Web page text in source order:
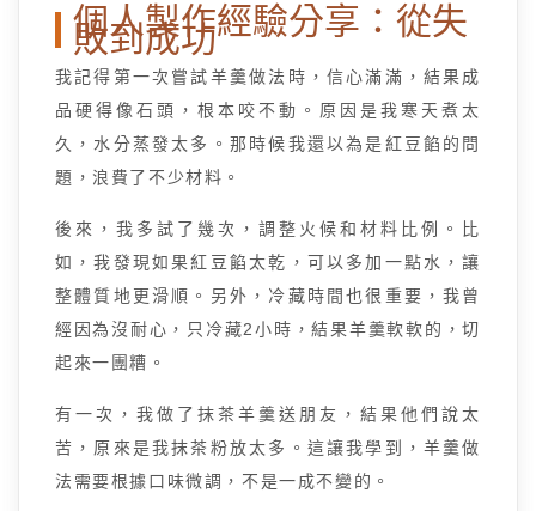
個人製作經驗分享：從失
敗到成功
我記得第一次嘗試羊羹做法時，信心滿滿，結果成
品硬得像石頭，根本咬不動。原因是我寒天煮太
久，水分蒸發太多。那時候我還以為是紅豆餡的問
題，浪費了不少材料。
後來，我多試了幾次，調整火候和材料比例。比
如，我發現如果紅豆餡太乾，可以多加一點水，讓
整體質地更滑順。另外，冷藏時間也很重要，我曾
經因為沒耐心，只冷藏2小時，結果羊羹軟軟的，切
起來一團糟。
有一次，我做了抹茶羊羹送朋友，結果他們說太
苦，原來是我抹茶粉放太多。這讓我學到，羊羹做
法需要根據口味微調，不是一成不變的。